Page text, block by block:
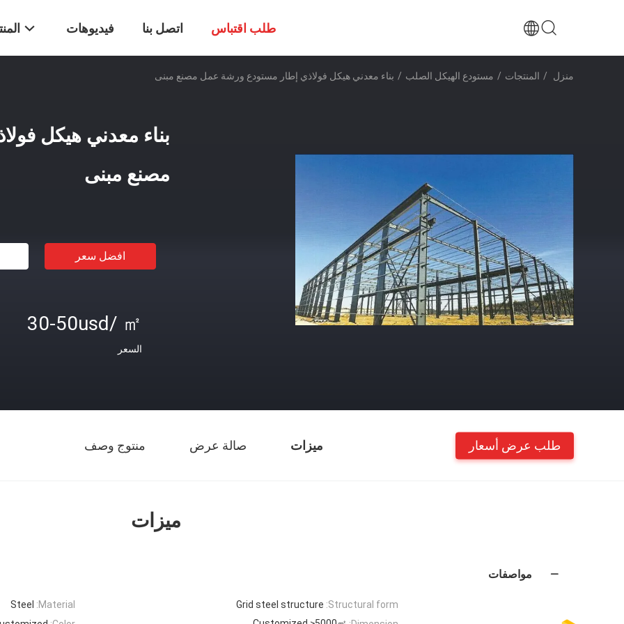
فيديوهات اتصل بنا طلب اقتباس
منزل / المنتجات / مستودع الهيكل الصلب / بناء معدني هيكل فولاذي إطار مستودع ورشة عمل مصنع مبنى
بناء معدني هيكل
مصنع مبنى
افضل سعر
30-50usd/ ㎡
السعر
ميزات صالة عرض منتوج وصف طلب عرض أسعار
ميزات
مواصفات
Material:
Steel Structural form:
Grid steel structure